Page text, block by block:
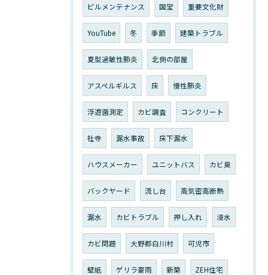
ビルメンテナンス 国宝 重要文化財
YouTube 冬 季節 建築トラブル
夏型過敏性肺炎 北側の部屋
アスペルギルス 床 慢性肺炎
浮遊菌測定 カビ調査 コンクリート
社寺 漏水事故 床下漏水
ハウスメーカー ユニットバス カビ臭
バックヤード 流し台 高気密高断熱
漏水 カビトラブル 押し入れ 浸水
カビ問題 大野郡白川村 可児市
壁紙 ゲリラ豪雨 新築 ZEH住宅